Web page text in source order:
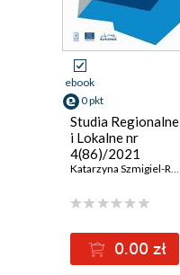
ebook
0 pkt
Studia Regionalne
i Lokalne nr
4(86)/2021
Katarzyna Szmigiel-Rawska
0.00 zł